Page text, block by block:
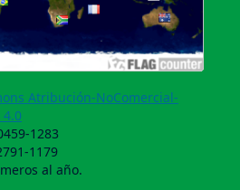
Atribución-NoComercial-
1283
1179
al año.